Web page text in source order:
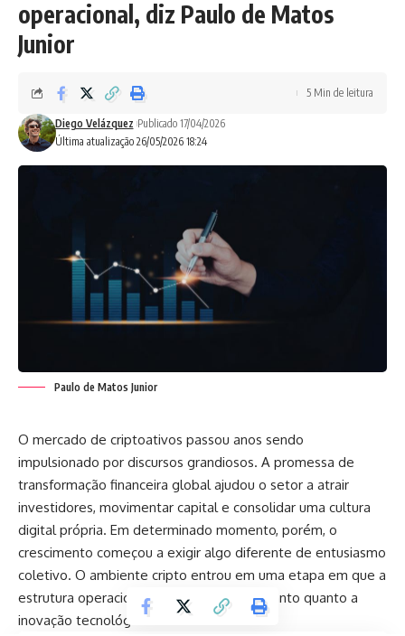
operacional, diz Paulo de Matos
Junior
Última atualização 26/05/2026 18:24
Diego Velázquez Publicado 17/04/2026
5 Min de leitura
Paulo de Matos Junior
O mercado de criptoativos passou anos sendo
impulsionado por discursos grandiosos. A promessa de
transformação financeira global ajudou o setor a atrair
investidores, movimentar capital e consolidar uma cultura
digital própria. Em determinado momento, porém, o
crescimento começou a exigir algo diferente de entusiasmo
coletivo. O ambiente cripto entrou em uma etapa em que a
estrutura operacional passou a importar tanto quanto a
inovação tecnológica.